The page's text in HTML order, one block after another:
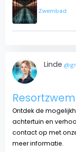
Zwembad
Linde
Ontdek de
achtertuin en
contact op met
meer informatie.